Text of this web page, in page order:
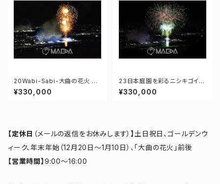
20Wabi-Sabi-大曲の花火 第
97回全国花火競技大会 - 176
671211959173
¥330,000
23日本庭園を彩るニシキゴイ-
大曲の花火 第97回全国花火競
技大会 - 176671212121689
¥330,000
【定休日 （メールの返信をお休みします）】 土日祝日、ゴールデンウ
ィーク、年末年始（12月20日～1月10日）、「大曲の花火」前後
【営業時間】 9:00～16:00